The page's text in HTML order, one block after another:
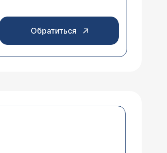
Обратиться